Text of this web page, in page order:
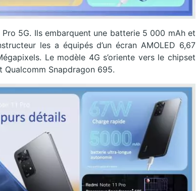
5G. Ils embarquent une batterie 5 000 mAh et
les a équipés d’un écran AMOLED 6,67
Le modèle 4G s’oriente vers le chipset
Qualcomm Snapdragon 695.